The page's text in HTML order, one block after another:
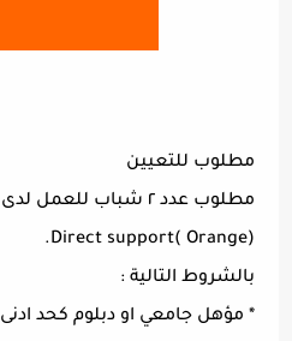
مطلوب للتعيين
مطلوب عدد ٢ شباب للعمل لدى شركة اتصالات كبرى
‏(Orange )Direct support.
بالشروط التالية :
* مؤهل جامعي او دبلوم كحد ادنى